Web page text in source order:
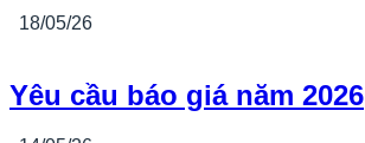
18/05/26
Yêu cầu báo giá năm 2026